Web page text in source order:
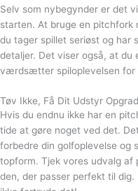
Selv som nybegynder er det
starten. At bruge en pitchfork
du tager spillet seriøst og har
detaljer. Det viser også, at du
værdsætter spiloplevelsen for
Tøv Ikke, Få Dit Udstyr
Hvis du endnu ikke har en
tide at gøre noget ved det.
forbedre din golfoplevelse og
topform. Tjek vores udvalg af
den, der passer perfekt til